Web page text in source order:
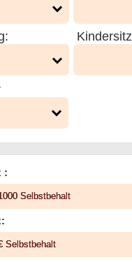
:
Kindersitz
:
Selbstbehalt
Selbstbehalt